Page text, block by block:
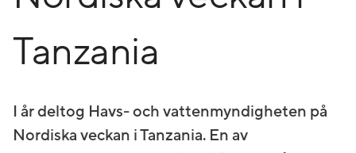
Tanzania
I år deltog Havs- och vattenmyndigheten på
Nordiska veckan i Tanzania. En av